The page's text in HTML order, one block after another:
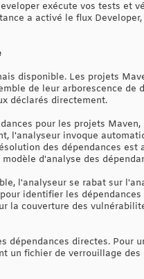
exécute vos tests et
a activé le flux
disponible. Les projets
de leur arborescence de
déclarés directement.
pour les projets
l'analyseur invoque
des dépendances
d'analyse des
l'analyseur se rabat sur
identifier les
la couverture des
directes. Pour
un fichier de verrouillage